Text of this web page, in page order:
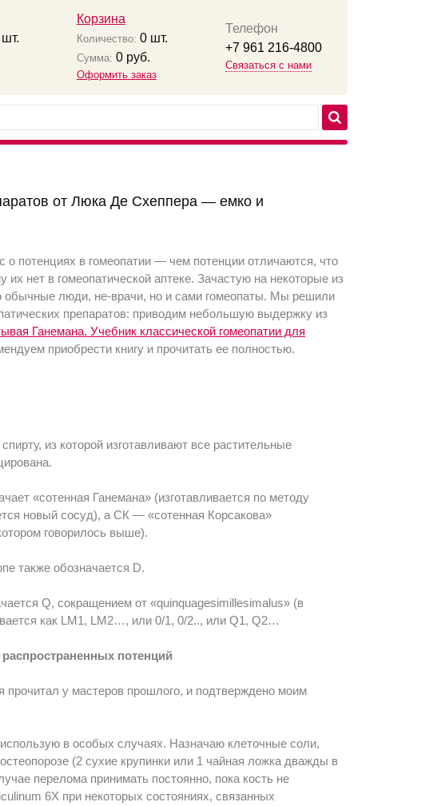
Корзина
Количество: 0шт.
Сумма: 0руб.
Оформить заказ
Телефон
+7 961 216-4800
Связаться с нами
от Люка Де Схеппера — емко и
потенциях в гомеопатии — чем потенции отличаются, что
их нет в гомеопатической аптеке. Зачастую на некоторые из
обычные люди, не-врачи, но и сами гомеопаты. Мы решили
препаратов: приводим небольшую выдержку из
Ганемана. Учебник классической гомеопатии для
приобрести книгу и прочитать ее полностью.
из которой изготавливают все растительные
«сотенная Ганемана» (изготавливается по методу
новый сосуд), а СК — «сотенная Корсакова»
говорилось выше).
также обозначается D.
Q, сокращением от «quinquagesimillesimalus» (в
как LM1, LM2…, или 0/1, 0/2.., или Q1, Q2…
потенций
прочитал у мастеров прошлого, и подтверждено моим
в особых случаях. Назначаю клеточные соли,
(2 сухие крупинки или 1 чайная ложка дважды в
перелома принимать постоянно, пока кость не
6Х при некоторых состояниях, связанных